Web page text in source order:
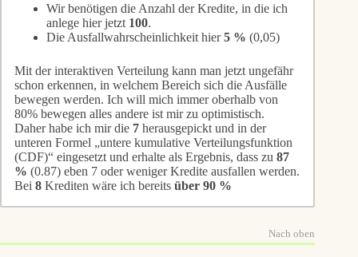
Wir benötigen die Anzahl der Kredite, in die ich
anlege hier jetzt 100.
Die Ausfallwahrscheinlichkeit hier5 % (0,05)
Mit der interaktiven Verteilung kann man jetzt ungefähr
schon erkennen, in welchem Bereich sich die Ausfälle
bewegen werden. Ich will mich immer oberhalb von
80% bewegen alles andere ist mir zu optimistisch.
Daher habe ich mir die 7 herausgepickt und in der
unteren Formel „untere kumulative Verteilungsfunktion
(CDF)“ eingesetzt und erhalte als Ergebnis, dass zu 87
% (0.87) eben 7 oder weniger Kredite ausfallen werden.
Bei 8 Krediten wäre ich bereits über 90 %
Nach oben